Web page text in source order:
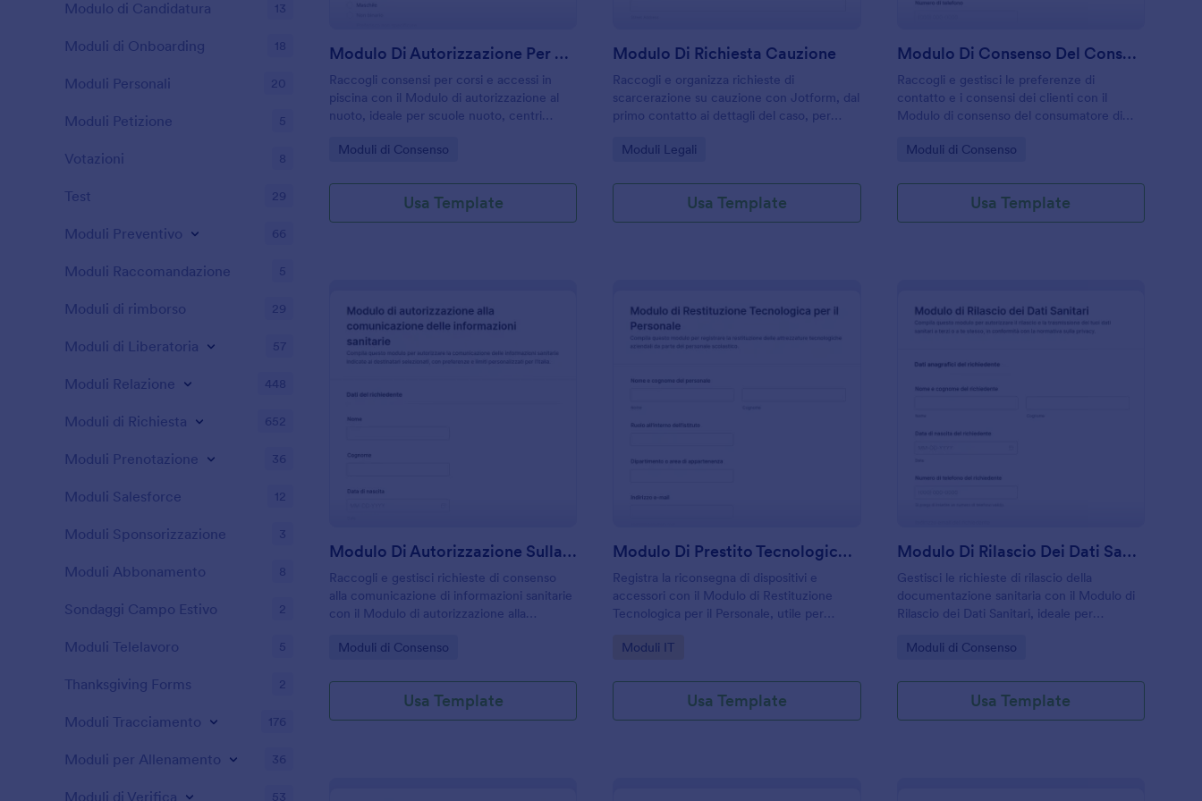
Modulo Di Autorizzazione Per Nuoto
Raccogli consensi per corsi e accessi in
piscina con il Modulo di autorizzazione al
nuoto, ideale per scuole nuoto, centri
richieste e raccolta dati in modo chiaro.
Go to Category:
Moduli di Consenso
Usa Template
Modulo Di Richiesta Cauzione
Raccogli e organizza richieste di
scarcerazione su cauzione con Jotform, dal
primo contatto ai dettagli del caso, per
gestiscono comunicazioni e raccolta dati
Go to Category:
Moduli Legali
Usa Template
Modulo Di Consenso Del Consumatore
Raccogli e gestisci le preferenze di
contatto e i consensi dei clienti con il
Modulo di consenso del consumatore di
che vogliono documentare scelte e
Go to Category:
Moduli di Consenso
Usa Template
: Modulo Di Autorizzazione Sulla Privacy
Modulo Di Autorizzazione Sulla Privacy
Raccogli e gestisci richieste di consenso
alla comunicazione di informazioni sanitarie
con il Modulo di autorizzazione alla
ideale per studi e strutture che devono
Go to Category:
Moduli di Consenso
Usa Template
Modulo Di Prestito Tecnologico Del Personale
Registra la riconsegna di dispositivi e
accessori con il Modulo di Restituzione
Tecnologica per il Personale, utile per
verifiche e raccolta dati con Jotform in
Go to Category:
Moduli IT
Usa Template
Modulo Di Rilascio Dei Dati Sanitari
Gestisci le richieste di rilascio della
documentazione sanitaria con il Modulo di
Rilascio dei Dati Sanitari, ideale per
vogliono semplificare la raccolta dati e la
Go to Category:
Moduli di Consenso
Usa Template
Modulo di Candidatura 13
Moduli di Onboarding 18
Moduli Personali 20
Moduli Petizione 5
Votazioni 8
Test 29
Moduli Preventivo 66
Moduli Raccomandazione 5
Moduli di rimborso 29
Moduli di Liberatoria 57
Moduli Relazione 448
Moduli di Richiesta 652
Moduli Prenotazione 36
Moduli Salesforce 12
Moduli Sponsorizzazione 3
Moduli Abbonamento 8
Sondaggi Campo Estivo 2
Moduli Telelavoro 5
Thanksgiving Forms 2
Moduli Tracciamento 176
Moduli per Allenamento 36
Moduli di Verifica 53